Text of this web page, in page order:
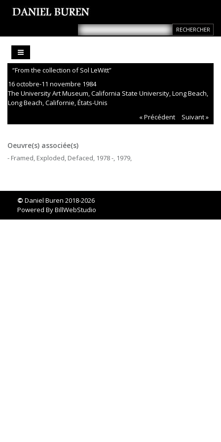
“From the collection of Sol LeWitt”
16 octobre-11 novembre 1984
The University Art Museum, California State University, Long Beach,
Long Beach, Californie, États-Unis
« Précédent
Suivant »
Oeuvre(s) associée(s)
- Framed, Exploded, Defaced, 1978 -, 1979,
© Daniel Buren 2018-2026
Powered ByBillWebStudio